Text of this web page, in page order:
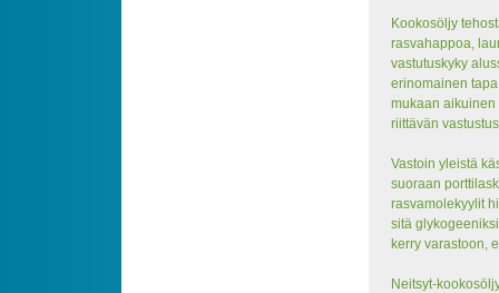
Kookosöljy
rasvahappoa,
vastutuskyky
erinomainen
mukaan aikuinen
riittävän
Vastoin yleistä
suoraan
rasvamolekyylit
sitä
kerry varastoon,
Neitsyt-